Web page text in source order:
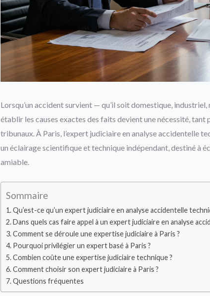
Lorsqu’un accident survient — qu’il soit domestique,
établir les causes exactes des faits devient une nécessité, tant
tribunaux. À Paris, l’expert judiciaire en analyse accidentelle
un éclairage scientifique et technique indépendant, destiné à
amiable.
Sommaire
Qu’est-ce qu’un expert judiciaire en analyse accidentelle
Dans quels cas faire appel à un expert judiciaire en analyse
Comment se déroule une expertise judiciaire à Paris ?
Pourquoi privilégier un expert basé à Paris ?
Combien coûte une expertise judiciaire technique ?
Comment choisir son expert judiciaire à Paris ?
Questions fréquentes